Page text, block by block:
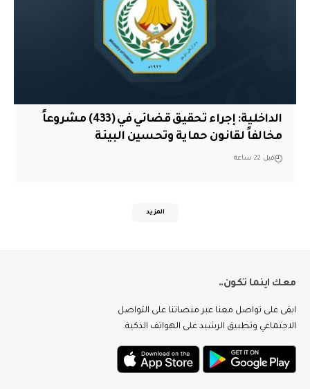
الداخلية: إجراء تحقيق قضائي في (433) مشروعاً
مخالفاً لقانون حماية وتحسين البيئة
قبل 22 ساعة
المزيد
معك اينما تكون..
ابقى على تواصل معنا عبر منصاتنا على التواصل
الاجتماعي وتطبيق الرشيد على الهواتف الذكية.